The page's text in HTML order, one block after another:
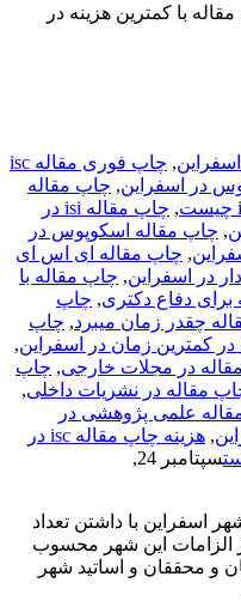
با کمترین هزینه در
,
چاپ فوری مقاله isc
در اسفراین, چاپ مقاله
,
چاپ مقاله isi در
, چاپ مقاله اسکوپوس در
, چاپ مقاله ای اس ای
در اسفراین, چاپ مقاله با
برای دفاع دکتری, چاپ
چقدر زمان میبرد, چاپ
کمترین زمان در اسفراین,
در مجلات خارجی, چاپ
مقاله در نشریات داخلی,
علمی پژوهشی در
,
هزینه چاپ مقاله isc در
سپتامبر 24,
اسفراین با داشتن تعداد
الزامات این شهر محسوب
و محققان و اساتید شهر